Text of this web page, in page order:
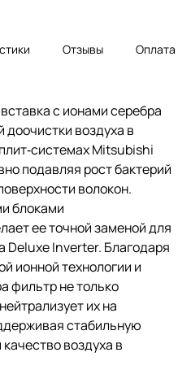
Отзывы Оплата
с ионами серебра
доочистки воздуха в
Mitsubishi
подавляя рост бактерий
волокон.
блоками
ее точной заменой для
Deluxe Inverter. Благодаря
ионной технологии и
фильтр не только
их на
стабильную
воздуха в